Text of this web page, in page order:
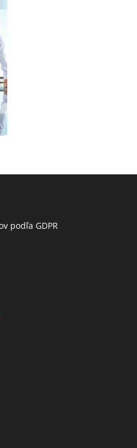
podľa GDPR